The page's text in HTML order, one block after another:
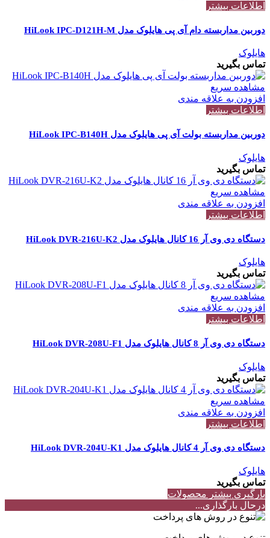
اطلاعات بیشتر
دوربین مداربسته دام آی پی هایلوک مدل HiLook IPC-D121H-M
هایلوک
تماس بگیرید
مشاهده سریع
افزودن به علاقه مندی
اطلاعات بیشتر
دوربین مداربسته بولت آی پی هایلوک مدل HiLook IPC-B140H
هایلوک
تماس بگیرید
مشاهده سریع
افزودن به علاقه مندی
اطلاعات بیشتر
دستگاه دی وی آر 16 کانال هایلوک مدل HiLook DVR-216U-K2
هایلوک
تماس بگیرید
مشاهده سریع
افزودن به علاقه مندی
اطلاعات بیشتر
دستگاه دی وی آر 8 کانال هایلوک مدل HiLook DVR-208U-F1
هایلوک
تماس بگیرید
مشاهده سریع
افزودن به علاقه مندی
اطلاعات بیشتر
دستگاه دی وی آر 4 کانال هایلوک مدل HiLook DVR-204U-K1
هایلوک
تماس بگیرید
بارگیری بیشتر محصولات
درحال بارگذاری...